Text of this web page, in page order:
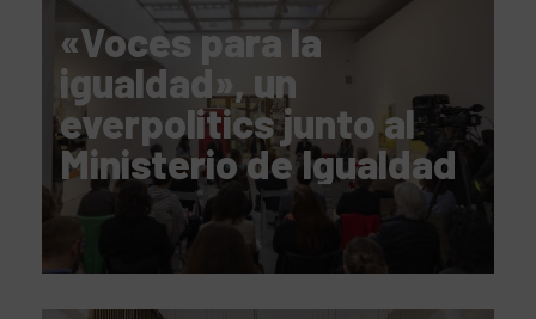
«Voces para la
igualdad», un
everpolitics junto al
Ministerio de Igualdad